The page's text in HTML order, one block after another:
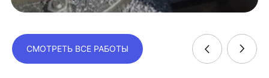
СМОТРЕТЬ ВСЕ РАБОТЫ